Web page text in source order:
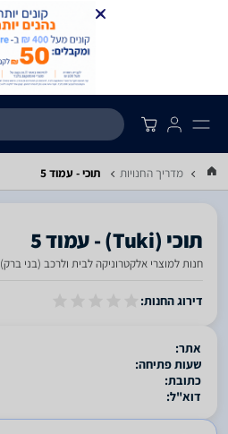
מדריך החנויות תוכי - עמוד 5
חנות למוצרי אלקטרוניקה לבית ולרכב (בני ברק)
דירוג החנות:
אתר:
שעות פתיחה:
כתובת:
דוא"ל:
סגור